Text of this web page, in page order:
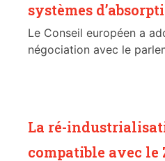
systèmes
Le Conseil européen a
négociation avec le
La ré-
compatible avec le